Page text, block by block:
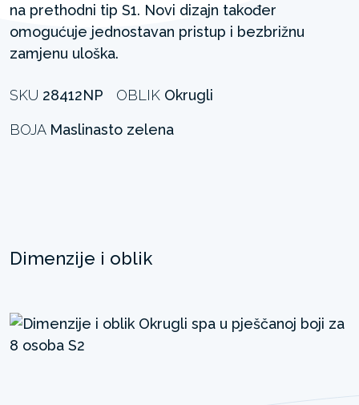
na prethodni tip S1. Novi dizajn također
omogućuje jednostavan pristup i bezbrižnu
zamjenu uloška.
SKU 28412NP OBLIK Okrugli
BOJA Maslinasto zelena
Dimenzije i oblik